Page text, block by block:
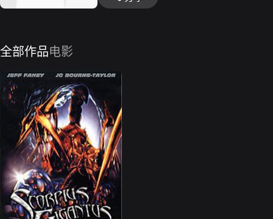
全部作品电影